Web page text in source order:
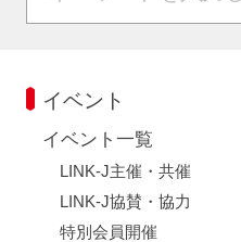
イベント
イベント一覧
LINK-J主催・共催
LINK-J協賛・協力
特別会員開催